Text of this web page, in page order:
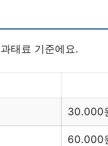
태료 기준에요.
30.000
60.000